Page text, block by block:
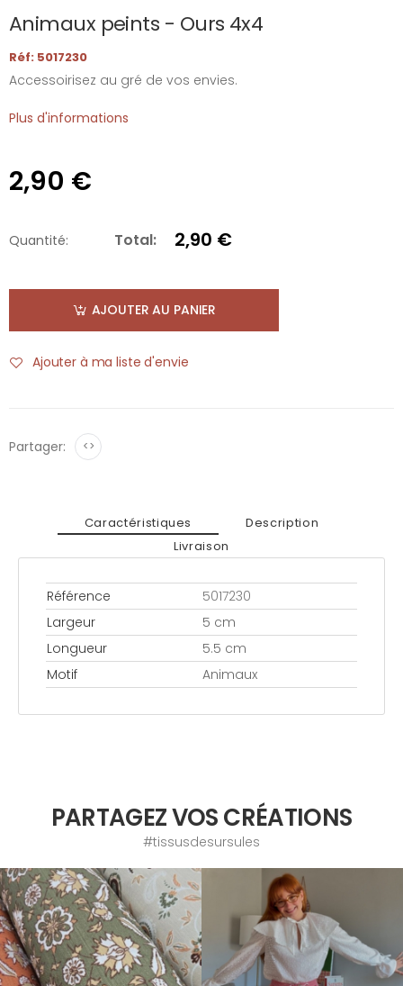
Animaux peints - Ours 4x4
Réf: 5017230
Accessoirisez au gré de vos envies.
Plus d'informations
2,90 €
Quantité: Total: 2,90 €
AJOUTER AU PANIER
Ajouter à ma liste d'envie
Partager: <>
Caractéristiques
Description
Livraison
Référence
5017230
Largeur
5 cm
Longueur
5.5 cm
Motif
Animaux
PARTAGEZ VOS CRÉATIONS
#tissusdesursules